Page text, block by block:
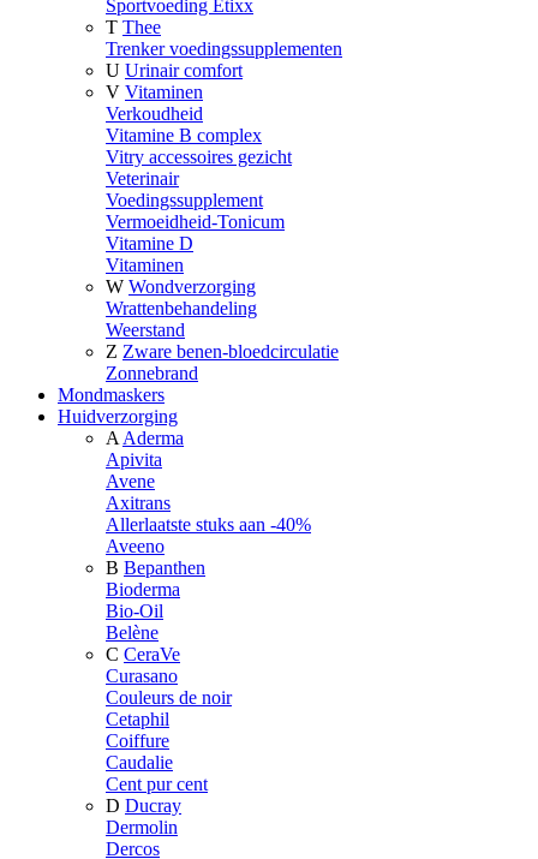
Sportvoeding Etixx
T Thee
Trenker voedingssupplementen
U Urinair comfort
V Vitaminen
Verkoudheid
Vitamine B complex
Vitry accessoires gezicht
Veterinair
Voedingssupplement
Vermoeidheid-Tonicum
Vitamine D
Vitaminen
W Wondverzorging
Wrattenbehandeling
Weerstand
Z Zware benen-bloedcirculatie
Zonnebrand
Mondmaskers
Huidverzorging
A Aderma
Apivita
Avene
Axitrans
Allerlaatste stuks aan -40%
Aveeno
B Bepanthen
Bioderma
Bio-Oil
Belène
C CeraVe
Curasano
Couleurs de noir
Cetaphil
Coiffure
Caudalie
Cent pur cent
D Ducray
Dermolin
Dercos